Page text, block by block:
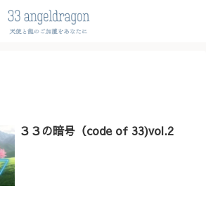
３３の暗号（code of 33)vol.2